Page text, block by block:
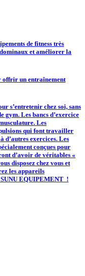
de fitness très
et améliorer la
offrir un entraînement
s’entretenir chez soi, sans
gym. Les bancs d’exercice
Les
qui font travailler
d’autres exercices. Les
conçues pour
d’avoir de véritables «
disposez chez vous et
les appareils
SUNU EQUIPEMENT !